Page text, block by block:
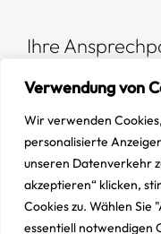
Verwendung von
Wir verwenden
personalisierte
unseren Datenverkehr
akzeptieren“ klicken,
Cookies zu. Wählen Sie
essentiell notwendigen
Ihre